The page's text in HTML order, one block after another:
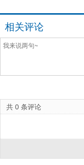
相关评论
共 0 条评论